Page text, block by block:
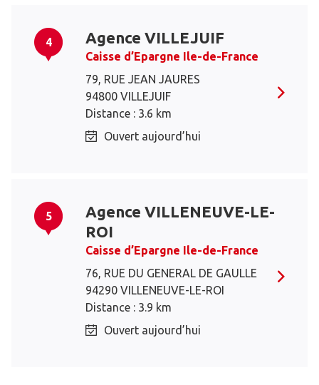
4 Agence VILLEJUIF
Caisse d’Epargne Ile-de-France
79, RUE JEAN JAURES
94800 VILLEJUIF
Distance : 3.6 km
Ouvert aujourd’hui
5
Agence VILLENEUVE-LE-
ROI
Caisse d’Epargne Ile-de-France
76, RUE DU GENERAL DE GAULLE
94290 VILLENEUVE-LE-ROI
Distance : 3.9 km
Ouvert aujourd’hui